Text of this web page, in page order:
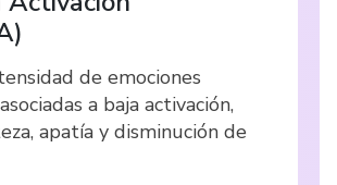
)
de emociones
a baja activación,
apatía y disminución de